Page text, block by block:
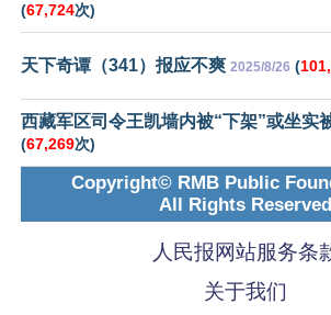
(67,724次)
天下奇谭（341）报应不爽 2025/8/26 (
西藏军区司令王凯墙内被“下架”或坐实
(67,269次)
Copyright© RMB Public
All Rights Reserved
人民报网站服务条
关于我们